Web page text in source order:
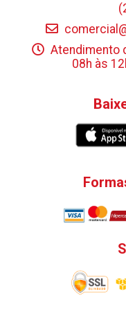
Atendimento
08h às